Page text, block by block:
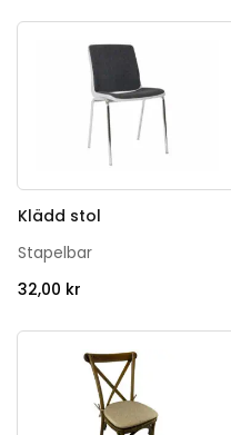
Klädd stol
Stapelbar
32,00 kr